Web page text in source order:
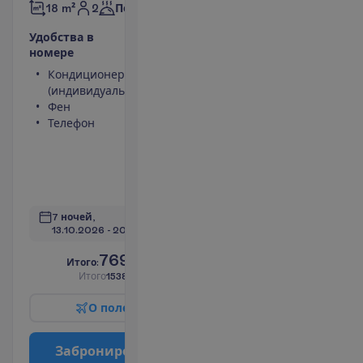
18 m² 2 Полупансион
Удобства в
номере
Кондиционер
(индивидуальный)
Фен
Телефон
7 ночей,
13.10.2026 - 20.10.2026
Итого:769.00
Итого1538.00
О поле
Заброниро